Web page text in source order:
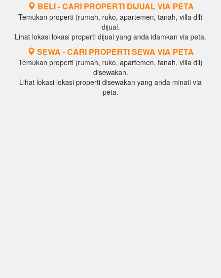
BELI - CARI PROPERTI DIJUAL VIA PETA
Temukan properti (rumah, ruko, apartemen, tanah, villa dll)
dijual.
Lihat lokasi lokasi properti dijual yang anda idamkan via peta.
SEWA - CARI PROPERTI SEWA VIA PETA
Temukan properti (rumah, ruko, apartemen, tanah, villa dll)
disewakan.
Lihat lokasi lokasi properti disewakan yang anda minati via
peta.